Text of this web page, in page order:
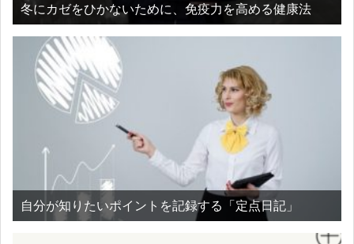
冬にカゼをひかないために、免疫力を高める健康法
自分が知りたいポイントを記録する「定点日記」